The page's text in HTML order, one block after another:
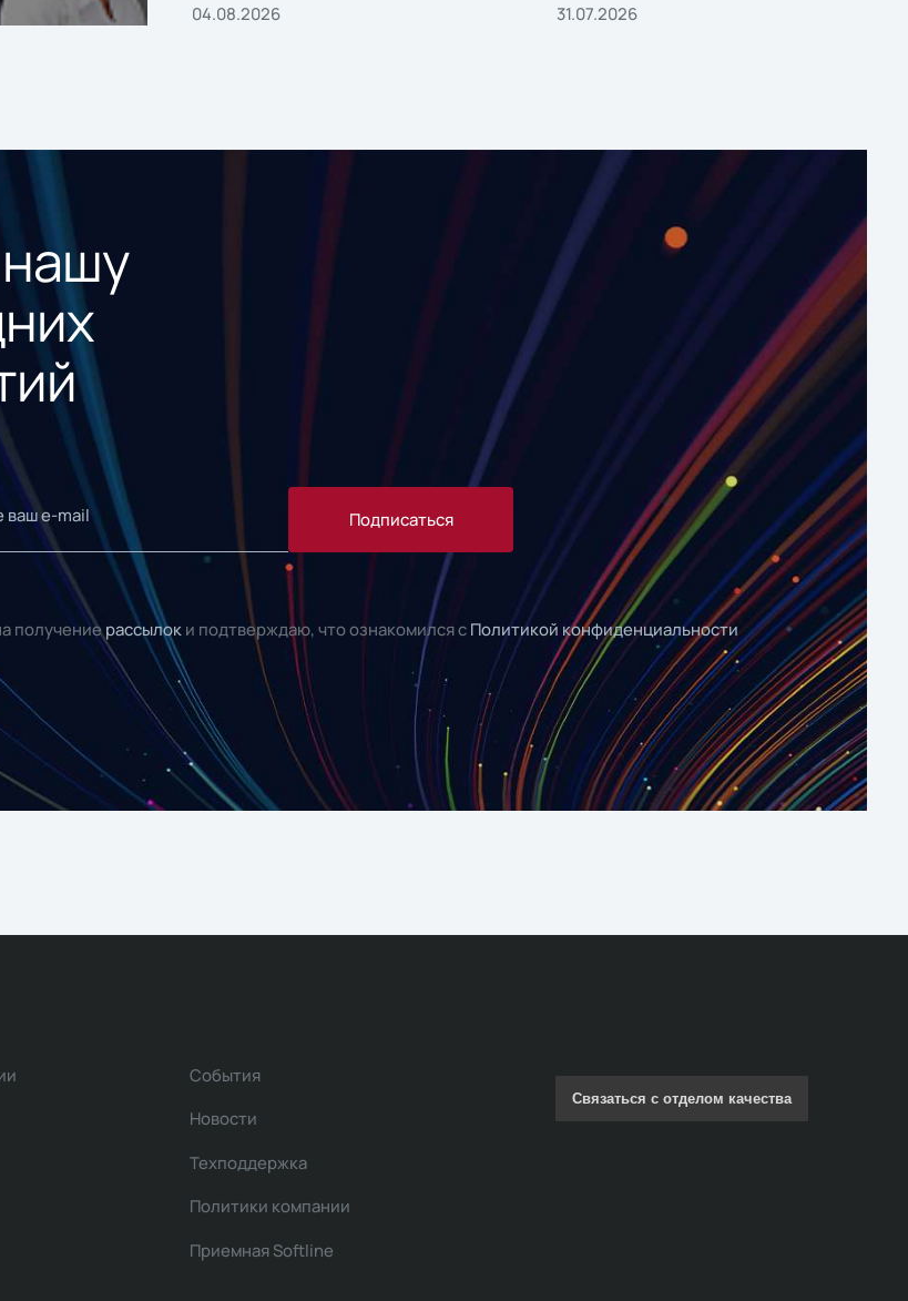
04.08.2026 31.07.2026
Подписаться
получениерассылок и подтверждаю, что ознакомился с Политикой конфиденциальности
События
Новости
Техподдержка
Политики компании
Приемная Softline
Связаться с отделом качества